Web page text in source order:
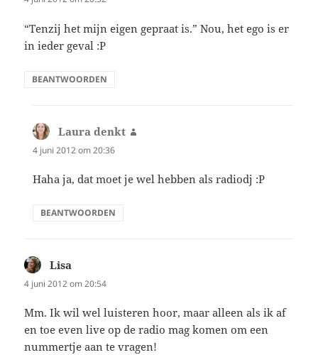
“Tenzij het mijn eigen gepraat is.” Nou, het ego is er
in ieder geval :P
BEANTWOORDEN
Laura denkt
4 juni 2012 om 20:36
Haha ja, dat moet je wel hebben als radiodj :P
BEANTWOORDEN
Lisa
4 juni 2012 om 20:54
Mm. Ik wil wel luisteren hoor, maar alleen als ik af
en toe even live op de radio mag komen om een
nummertje aan te vragen!